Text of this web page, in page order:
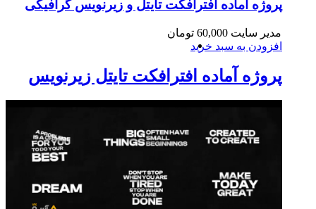
پروژه آماده افترافکت تایتل و زیرنویس گرافیکی
مدیر سایت 60,000 تومان
افزودن به سبد خرید
پروژه آماده افترافکت تایتل زیرنویس